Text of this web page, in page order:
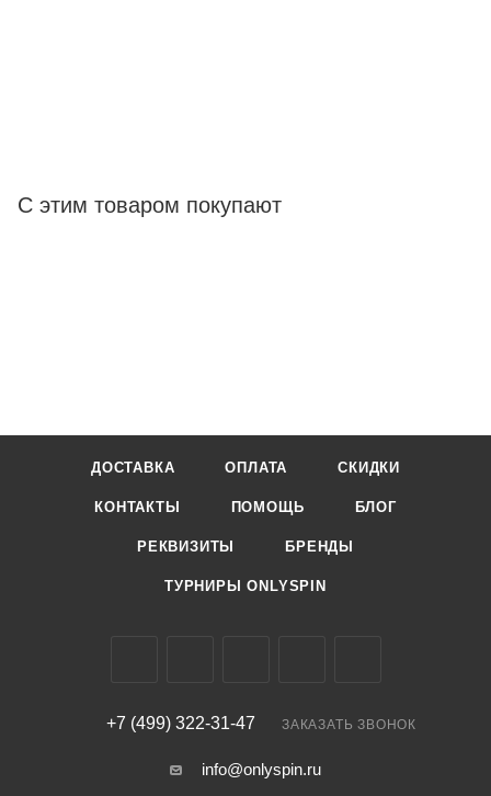
С этим товаром покупают
ДОСТАВКА ОПЛАТА СКИДКИ
КОНТАКТЫ ПОМОЩЬ БЛОГ
РЕКВИЗИТЫ БРЕНДЫ
ТУРНИРЫ ONLYSPIN
+7 (499) 322-31-47 ЗАКАЗАТЬ ЗВОНОК
info@onlyspin.ru